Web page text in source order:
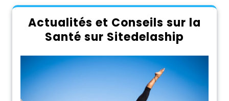
Actualités et Conseils sur la
Santé sur Sitedelaship